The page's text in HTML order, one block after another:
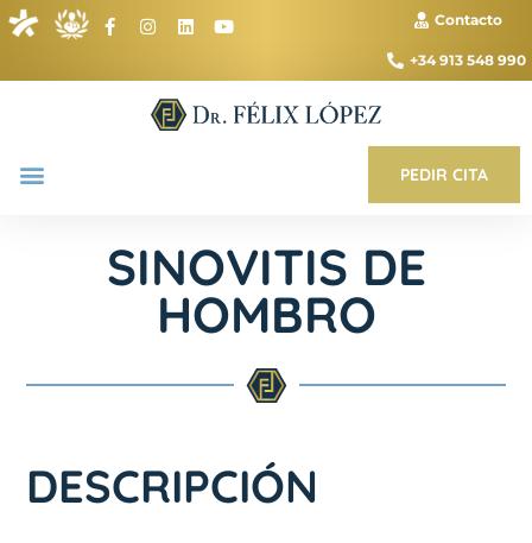
Contacto
+34 913 548 990
PEDIR CITA
SINOVITIS DE
HOMBRO
DESCRIPCIÓN